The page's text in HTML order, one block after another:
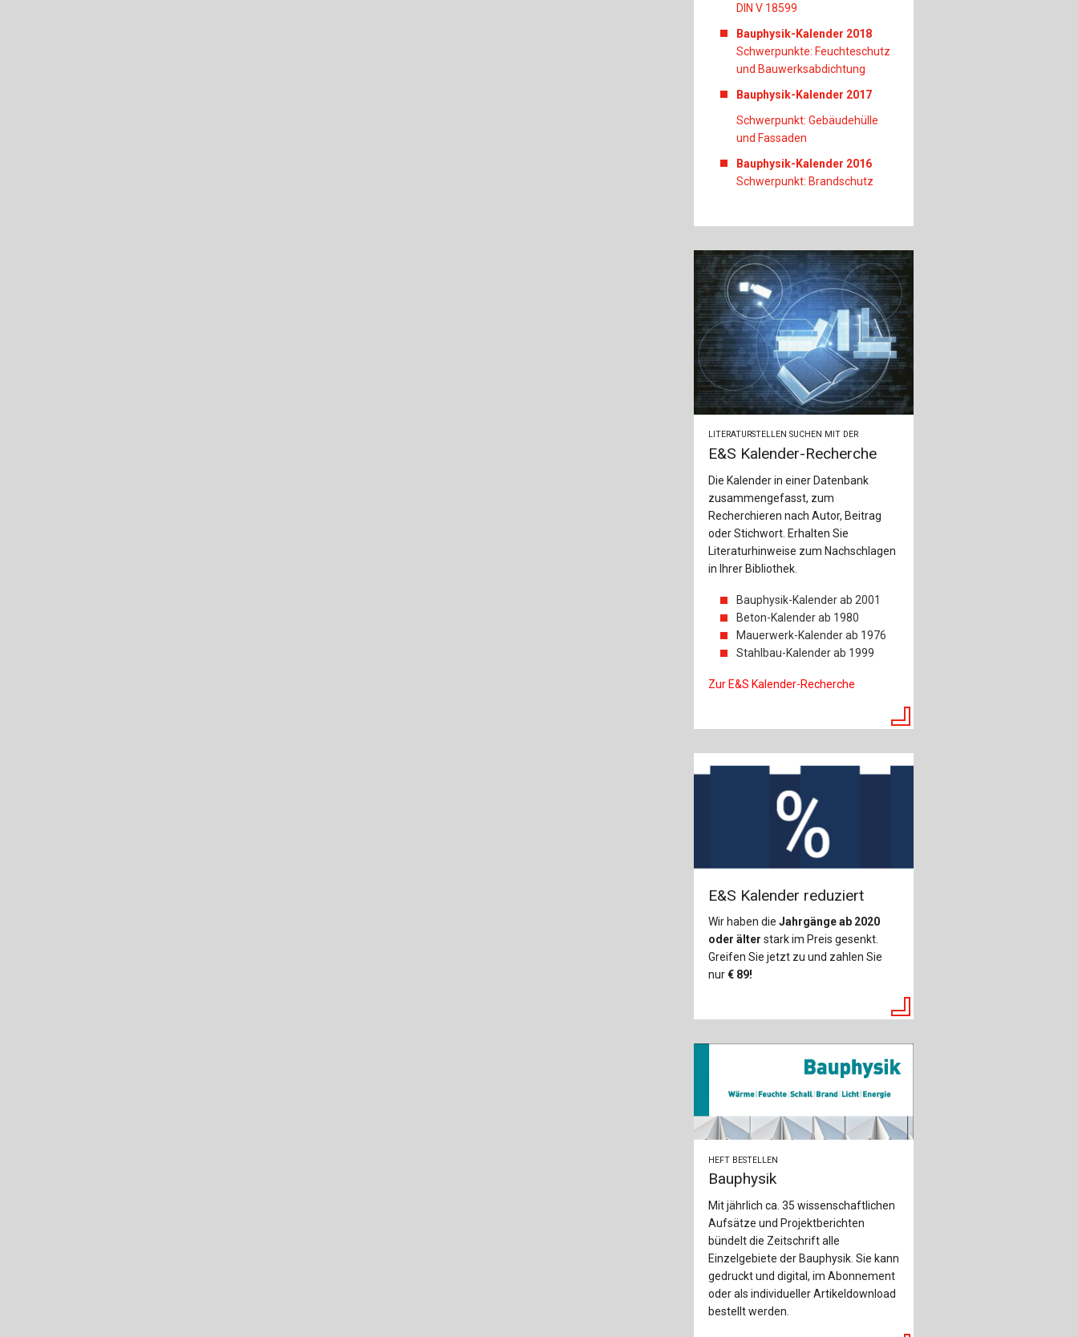
DIN V 18599
Bauphysik-Kalender 2018
Schwerpunkte: Feuchteschutz
und Bauwerksabdichtung
Bauphysik-Kalender 2017
Schwerpunkt: Gebäudehülle
und Fassaden
Bauphysik-Kalender 2016
Schwerpunkt: Brandschutz
LITERATURSTELLEN SUCHEN MIT DER
E&S Kalender-Recherche
Die Kalender in einer Datenbank
zusammengefasst, zum
Recherchieren nach Autor, Beitrag
oder Stichwort. Erhalten Sie
Literaturhinweise zum Nachschlagen
in Ihrer Bibliothek.
Bauphysik-Kalender ab 2001
Beton-Kalender ab 1980
Mauerwerk-Kalender ab 1976
Stahlbau-Kalender ab 1999
Zur E&S Kalender-Recherche
E&S Kalender reduziert
Wir haben die Jahrgänge ab 2020
oder älter stark im Preis gesenkt.
Greifen Sie jetzt zu und zahlen Sie
nur€ 89!
HEFT BESTELLEN
Bauphysik
Mit jährlich ca. 35 wissenschaftlichen
Aufsätze und Projektberichten
bündelt die Zeitschrift alle
Einzelgebiete der Bauphysik. Sie kann
gedruckt und digital, im Abonnement
oder als individueller Artikeldownload
bestellt werden.